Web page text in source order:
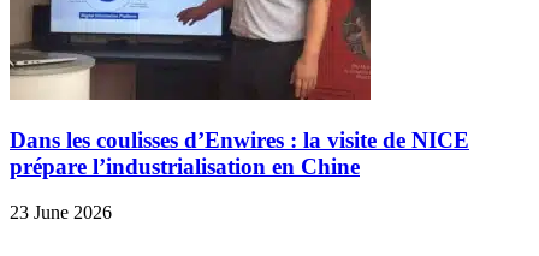
Dans les coulisses d’Enwires : la visite de NICE
prépare l’industrialisation en Chine
23 June 2026